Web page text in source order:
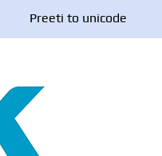
Preeti to unicode